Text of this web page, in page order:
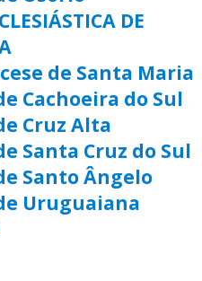
DE
de Santa Maria
Cachoeira do Sul
Cruz Alta
Santa Cruz do Sul
Santo Ângelo
Uruguaiana